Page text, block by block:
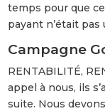
temps pour que
payant n’était pas
Campagne
RENTABILITÉ,
appel à nous, ils
suite. Nous